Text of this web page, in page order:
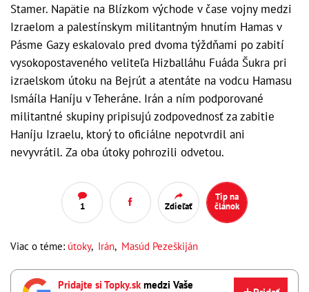
Stamer. Napätie na Blízkom východe v čase vojny medzi
Izraelom a palestínskym militantným hnutím Hamas v
Pásme Gazy eskalovalo pred dvoma týždňami po zabití
vysokopostaveného veliteľa Hizballáhu Fuáda Šukra pri
izraelskom útoku na Bejrút a atentáte na vodcu Hamasu
Ismáíla Haníju v Teheráne. Irán a ním podporované
militantné skupiny pripisujú zodpovednosť za zabitie
Haníju Izraelu, ktorý to oficiálne nepotvrdil ani
nevyvrátil. Za oba útoky pohrozili odvetou.
1 Zdieľať
Tip na
článok
Viac o téme: útoky, Irán, Masúd Pezeškiján
Pridajte si Topky.skmedzi Vaše